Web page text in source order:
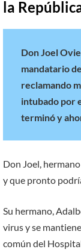
la
Don Joel
mandatario
reclamando
intubado por
terminó y
Don Joel,
y que pronto
Su hermano,
virus y se
común del